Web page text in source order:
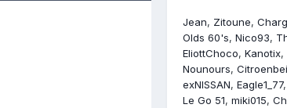
Jean Zitoune
Olds 60's Nico93
EliottChoco Kanotix
Nounours
exNISSAN Eagle1_77
Le Go 51 miki015